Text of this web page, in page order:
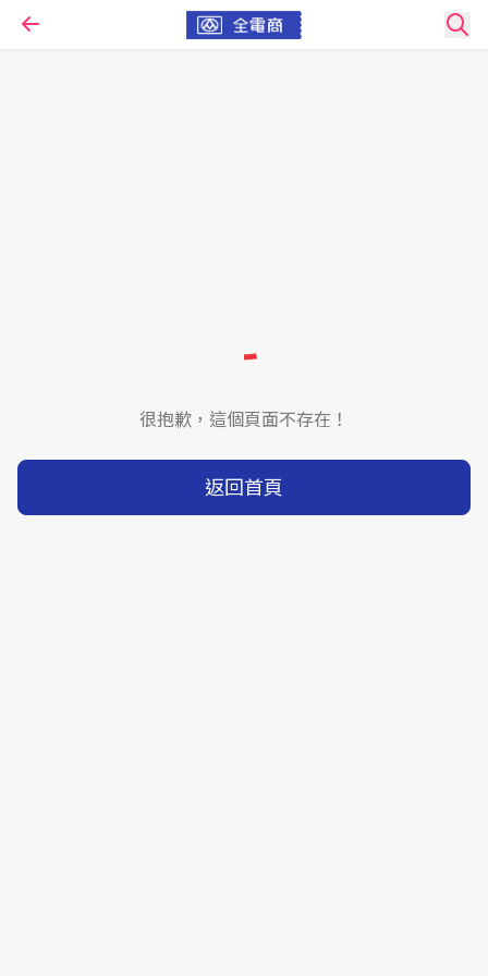
很抱歉，這個頁面不存在！
返回首頁